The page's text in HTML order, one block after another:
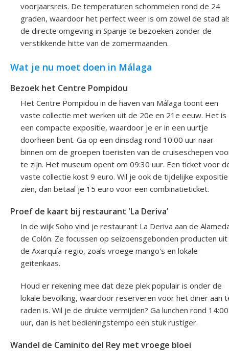
voorjaarsreis. De temperaturen schommelen rond de 24
graden, waardoor het perfect weer is om zowel de stad
de directe omgeving in Spanje te bezoeken zonder de
verstikkende hitte van de zomermaanden.
Wat je nu moet doen in Málaga
Bezoek het Centre Pompidou
Het Centre Pompidou in de haven van Málaga toont een
vaste collectie met werken uit de 20e en 21e eeuw. Het is
een compacte expositie, waardoor je er in een uurtje
doorheen bent. Ga op een dinsdag rond 10:00 uur naar
binnen om de groepen toeristen van de cruiseschepen
te zijn. Het museum opent om 09:30 uur. Een ticket voor
vaste collectie kost 9 euro. Wil je ook de tijdelijke expositie
zien, dan betaal je 15 euro voor een combinatieticket.
Proef de kaart bij restaurant 'La Deriva'
In de wijk Soho vind je restaurant La Deriva aan de
de Colón. Ze focussen op seizoensgebonden producten uit
de Axarquía-regio, zoals vroege mango's en lokale
geitenkaas.
Houd er rekening mee dat deze plek populair is onder de
lokale bevolking, waardoor reserveren voor het diner aan
raden is. Wil je de drukte vermijden? Ga lunchen rond 14:00
uur, dan is het bedieningstempo een stuk rustiger.
Wandel de Caminito del Rey met vroege bloei